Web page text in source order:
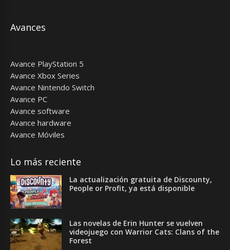
Avances
Avance PlayStation 5
Avance Xbox Series
Avance Nintendo Switch
Avance PC
Avance software
Avance hardware
Avance Móviles
Lo más reciente
La actualización gratuita de Discounty,
People or Profit, ya está disponible
Las novelas de Erin Hunter se vuelven
videojuego con Warrior Cats: Clans of the
Forest